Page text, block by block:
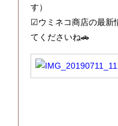
す）
☑ウミネコ商店の最新
てくださいね🚗